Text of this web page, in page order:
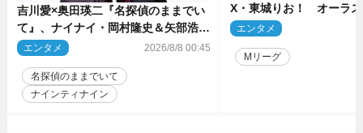
吉川愛×奥田瑛二『名探偵のままでい
て』、ナイナイ・岡村隆史＆矢部浩之
のゲスト出演が決定！
エンタメ 2026/8/8 00:45
名探偵のままでいて
ナインティナイン
X・東城りお！ オーラス
後は自ら和了って幕引き
エンタメ
Mリーグ